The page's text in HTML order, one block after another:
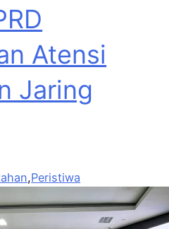
Atensi
Jaring
,Peristiwa